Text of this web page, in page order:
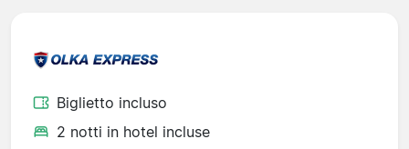
Biglietto incluso
2 notti in hotel incluse